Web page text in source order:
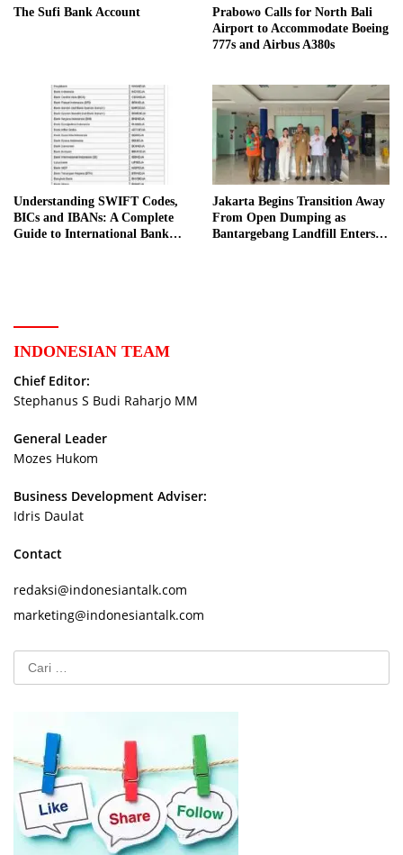
The Sufi Bank Account
Prabowo Calls for North Bali
Airport to Accommodate Boeing
777s and Airbus A380s
Understanding SWIFT Codes,
BICs and IBANs: A Complete
Guide to International Bank
Jakarta Begins Transition Away
From Open Dumping as
Bantargebang Landfill Enters
INDONESIAN TEAM
Chief Editor:
Stephanus S Budi Raharjo MM
General Leader
Mozes Hukom
Business Development Adviser:
Idris Daulat
Contact
redaksi@indonesiantalk.com
marketing@indonesiantalk.com